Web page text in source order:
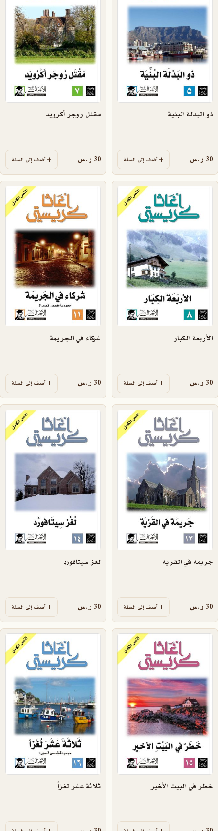
ذو البدلة البنية
30 ر.س أضف إلى السلة
مقتل روجر أكرويد
30 ر.س أضف إلى السلة
الأربعة الكبار
30 ر.س أضف إلى السلة
شركاء في الجريمة
30 ر.س أضف إلى السلة
جريمة في القرية
30 ر.س أضف إلى السلة
لغز سيتافورد
30 ر.س أضف إلى السلة
خطر في البيت الأخير ثلاثة عشر لغزاً